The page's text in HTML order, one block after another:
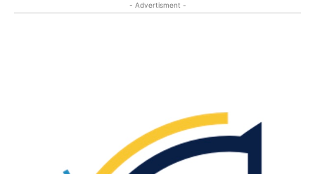
- Advertisment -